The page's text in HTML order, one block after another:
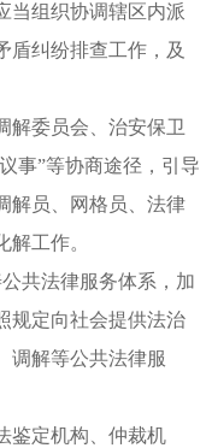
当组织协调辖区内派
盾纠纷排查工作，及
解委员会、治安保卫
事”等协商途径，引导
解员、网格员、法律
工作。
共法律服务体系，加
规定向社会提供法治
调解等公共法律服
鉴定机构、仲裁机